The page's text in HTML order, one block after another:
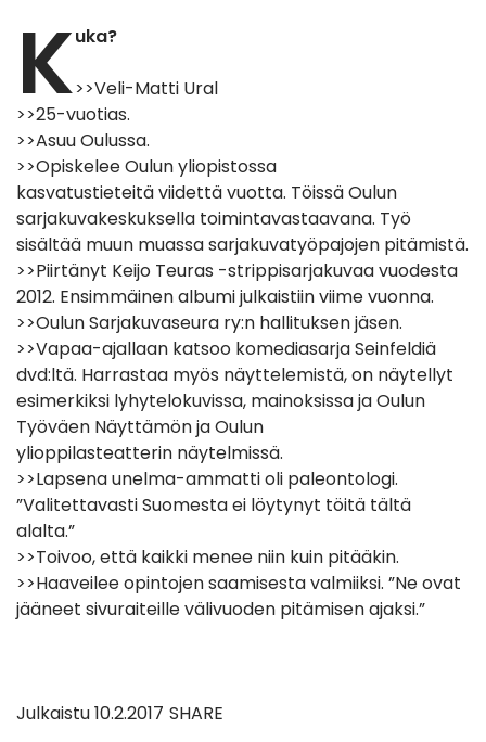
Kuka?
>>Veli-Matti Ural
>>25-vuotias.
>>Asuu Oulussa.
>>Opiskelee Oulun yliopistossa
kasvatustieteitä viidettä vuotta. Töissä Oulun
sarjakuvakeskuksella toimintavastaavana. Työ
sisältää muun muassa sarjakuvatyöpajojen pitämistä.
>>Piirtänyt Keijo Teuras -strippisarjakuvaa vuodesta
2012. Ensimmäinen albumi julkaistiin viime vuonna.
>>Oulun Sarjakuvaseura ry:n hallituksen jäsen.
>>Vapaa-ajallaan katsoo komediasarja Seinfeldiä
dvd:ltä. Harrastaa myös näyttelemistä, on näytellyt
esimerkiksi lyhytelokuvissa, mainoksissa ja Oulun
Työväen Näyttämön ja Oulun
ylioppilasteatterin näytelmissä.
>>Lapsena unelma-ammatti oli paleontologi.
”Valitettavasti Suomesta ei löytynyt töitä tältä
alalta.”
>>Toivoo, että kaikki menee niin kuin pitääkin.
>>Haaveilee opintojen saamisesta valmiiksi. ”Ne ovat
jääneet sivuraiteille välivuoden pitämisen ajaksi.”
Julkaistu10.2.2017 SHARE